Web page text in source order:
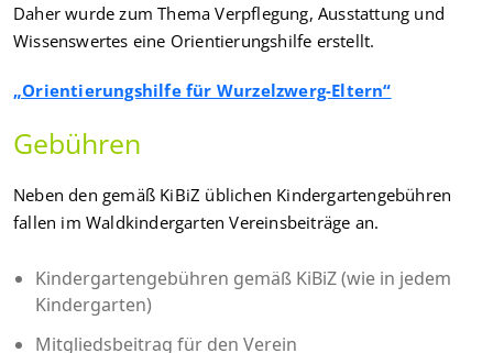
Daher wurde zum Thema Verpflegung, Ausstattung und
Wissenswertes eine Orientierungshilfe erstellt.
„Orientierungshilfe für Wurzelzwerg-Eltern“
Gebühren
Neben den gemäß KiBiZ üblichen Kindergartengebühren
fallen im Waldkindergarten Vereinsbeiträge an.
Kindergartengebühren gemäß KiBiZ (wie in jedem
Kindergarten)
Mitgliedsbeitrag für den Verein